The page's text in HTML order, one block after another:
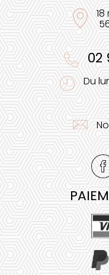
02
Du